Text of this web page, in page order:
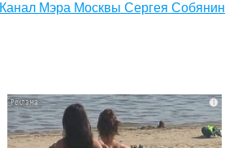
Канал Мэра Москвы Сергея
i